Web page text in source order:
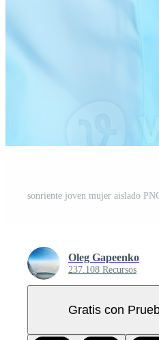
sonriente joven mujer aislado
Oleg Gapeenko
237.108 Recursos
Gratis con